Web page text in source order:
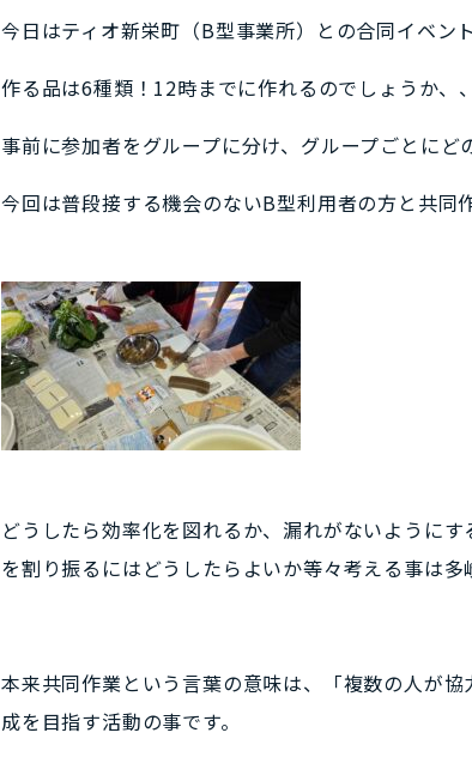
今日はティオ新栄町（B型事業所）との合同イベン
作る品は6種類！12時までに作れるのでしょうか、、
事前に参加者をグループに分け、グループごとにど
今回は普段接する機会のないB型利用者の方と共
どうしたら効率化を図れるか、漏れがないように
を割り振るにはどうしたらよいか等々考える事は多
本来共同作業という言葉の意味は、「複数の人が
成を目指す活動の事です。